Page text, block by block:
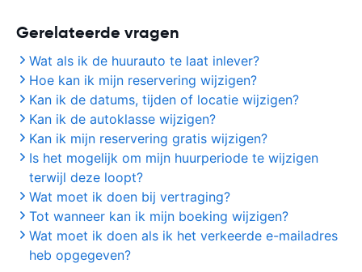
Gerelateerde vragen
Wat als ik de huurauto te laat inlever?
Hoe kan ik mijn reservering wijzigen?
Kan ik de datums, tijden of locatie wijzigen?
Kan ik de autoklasse wijzigen?
Kan ik mijn reservering gratis wijzigen?
Is het mogelijk om mijn huurperiode te wijzigen
terwijl deze loopt?
Wat moet ik doen bij vertraging?
Tot wanneer kan ik mijn boeking wijzigen?
Wat moet ik doen als ik het verkeerde e-mailadres
heb opgegeven?